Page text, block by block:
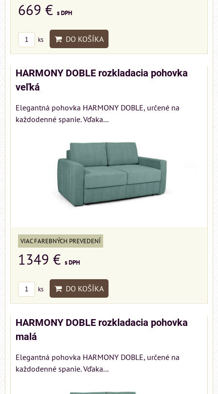
669 € s DPH
ks DO KOŠÍKA
HARMONY DOBLE rozkladacia pohovka
veľká
Elegantná pohovka HARMONY DOBLE, určené na
každodenné spanie. Vďaka...
VIAC FAREBNÝCH PREVEDENÍ
1349 € s DPH
ks DO KOŠÍKA
HARMONY DOBLE rozkladacia pohovka
malá
Elegantná pohovka HARMONY DOBLE, určené na
každodenné spanie. Vďaka...